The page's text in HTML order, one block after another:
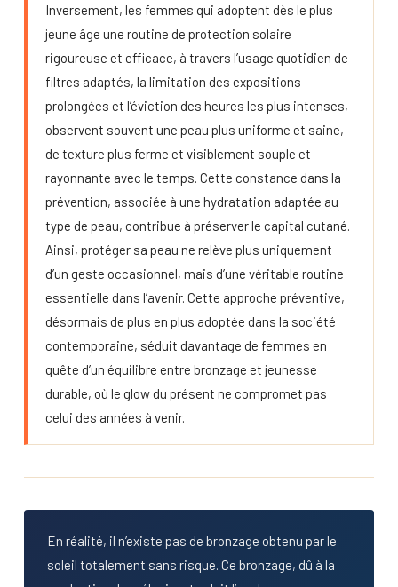
Inversement, les femmes qui adoptent dès le plus
jeune âge une routine de protection solaire
rigoureuse et efficace, à travers l’usage quotidien de
filtres adaptés, la limitation des expositions
prolongées et l’éviction des heures les plus intenses,
observent souvent une peau plus uniforme et saine,
de texture plus ferme et visiblement souple et
rayonnante avec le temps. Cette constance dans la
prévention, associée à une hydratation adaptée au
type de peau, contribue à préserver le capital cutané.
Ainsi, protéger sa peau ne relève plus uniquement
d’un geste occasionnel, mais d’une véritable routine
essentielle dans l’avenir. Cette approche préventive,
désormais de plus en plus adoptée dans la société
contemporaine, séduit davantage de femmes en
quête d’un équilibre entre bronzage et jeunesse
durable, où le glow du présent ne compromet pas
celui des années à venir.
En réalité, il n’existe pas de bronzage obtenu par le
soleil totalement sans risque. Ce bronzage, dû à la